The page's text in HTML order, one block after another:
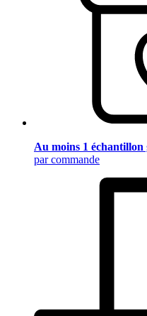
Au moins 1
par commande